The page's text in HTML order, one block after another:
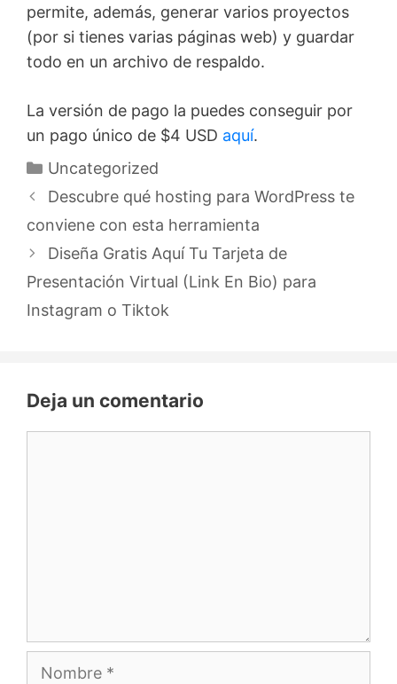
permite, además, generar varios proyectos
(por si tienes varias páginas web) y guardar
todo en un archivo de respaldo.
La versión de pago la puedes conseguir por
un pago único de $4 USD aquí.
Categorías
Uncategorized
Navegación
de
entradas
Descubre qué hosting para WordPress te
conviene con esta herramienta
Diseña Gratis Aquí Tu Tarjeta de
Presentación Virtual (Link En Bio) para
Instagram o Tiktok
Deja un comentario
Nombre